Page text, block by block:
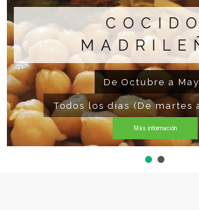
COCIDO
De Octubre a
Todos los dias (De martes
Más información